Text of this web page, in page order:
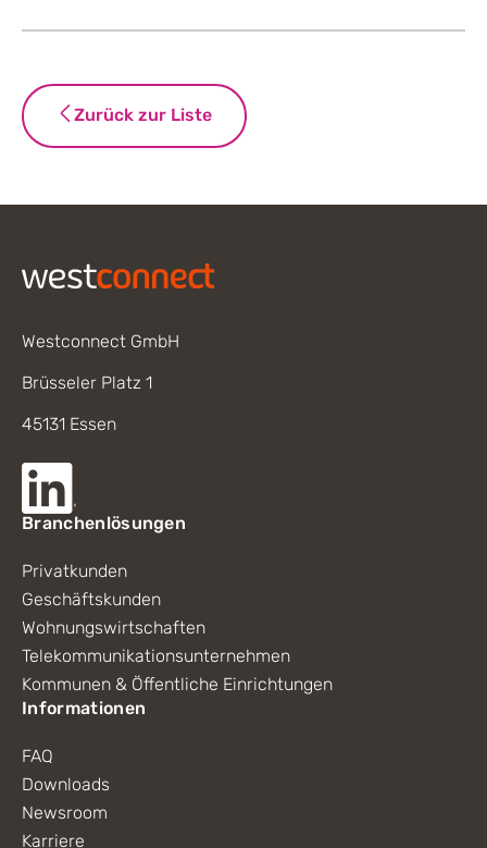
Zurück zur Liste
Westconnect GmbH
Brüsseler Platz 1
45131 Essen
Branchenlösungen
Privatkunden
Geschäftskunden
Wohnungswirtschaften
Telekommunikationsunternehmen
Kommunen & Öffentliche Einrichtungen
Informationen
FAQ
Downloads
Newsroom
Karriere